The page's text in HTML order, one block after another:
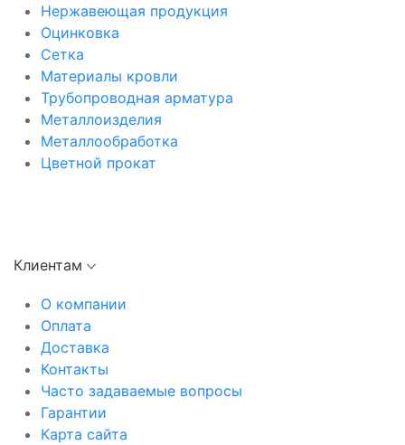
Нержавеющая продукция
Оцинковка
Сетка
Материалы кровли
Трубопроводная арматура
Металлоизделия
Металлообработка
Цветной прокат
Клиентам
О компании
Оплата
Доставка
Контакты
Часто задаваемые вопросы
Гарантии
Карта сайта